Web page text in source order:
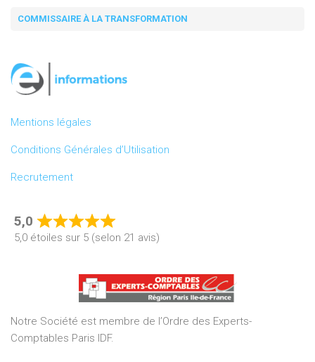
COMMISSAIRE À LA TRANSFORMATION
Mentions légales
Conditions Générales d’Utilisation
Recrutement
5,0
Rated
of
5
5,0 étoiles sur 5 (selon 21 avis)
Notre Société est membre de l’Ordre des Experts-
Comptables Paris IDF.